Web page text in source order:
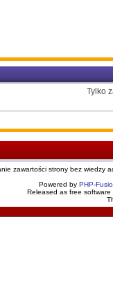
Tylko
zawartości strony bez wiedzy
Powered by PHP-
Released as free